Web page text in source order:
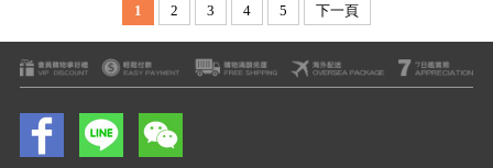
1 2 3 4 5 下一頁